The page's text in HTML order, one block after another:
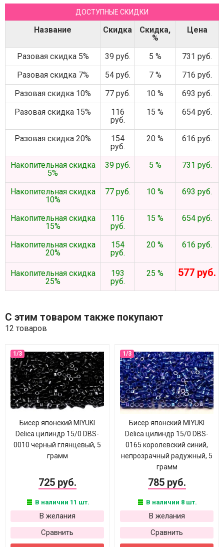
ДОСТУПНЫЕ СКИДКИ
Название Скидка
Скидка,
%
Цена
Разовая скидка 5% 39 руб. 5 %
731 руб.
Разовая скидка 7%
54 руб. 7 %
716 руб.
Разовая скидка 10%
77 руб. 10 %
693 руб.
Разовая скидка 15%
116
руб.
15 % 654 руб.
Разовая скидка 20%
154
руб.
20 % 616 руб.
Накопительная скидка
5%
39 руб. 5 % 731 руб.
Накопительная скидка
10%
77 руб. 10 % 693 руб.
Накопительная скидка
15%
116
руб.
15 % 654 руб.
Накопительная скидка
20%
154
руб.
20 % 616 руб.
Накопительная скидка
25%
193
руб.
25 % 577 руб.
С этим товаром также покупают
12 товаров
Бисер японский MIYUKI
Delica цилиндр 15/0 DBS-
0010 черный глянцевый, 5
грамм
725 руб.
В наличии 11 шт.
В желания
Сравнить
Бисер японский MIYUKI
Delica цилиндр 15/0 DBS-
0165 королевский синий,
непрозрачный радужный, 5
грамм
785 руб.
В наличии 8 шт.
В желания
Сравнить